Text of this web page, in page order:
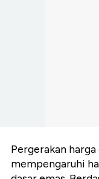
Pergerakan
mempengaruhi